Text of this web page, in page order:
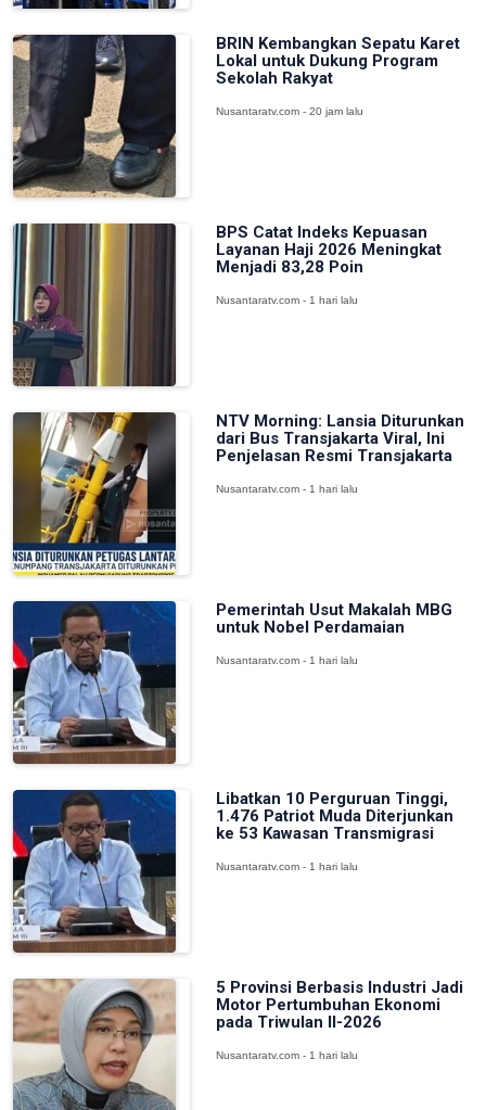
BRIN Kembangkan Sepatu Karet
Lokal untuk Dukung Program
Sekolah Rakyat
Nusantaratv.com - 20 jam lalu
BPS Catat Indeks Kepuasan
Layanan Haji 2026 Meningkat
Menjadi 83,28 Poin
Nusantaratv.com - 1 hari lalu
NTV Morning: Lansia Diturunkan
dari Bus Transjakarta Viral, Ini
Penjelasan Resmi Transjakarta
Nusantaratv.com - 1 hari lalu
Pemerintah Usut Makalah MBG
untuk Nobel Perdamaian
Nusantaratv.com - 1 hari lalu
Libatkan 10 Perguruan Tinggi,
1.476 Patriot Muda Diterjunkan
ke 53 Kawasan Transmigrasi
Nusantaratv.com - 1 hari lalu
5 Provinsi Berbasis Industri Jadi
Motor Pertumbuhan Ekonomi
pada Triwulan II-2026
Nusantaratv.com - 1 hari lalu